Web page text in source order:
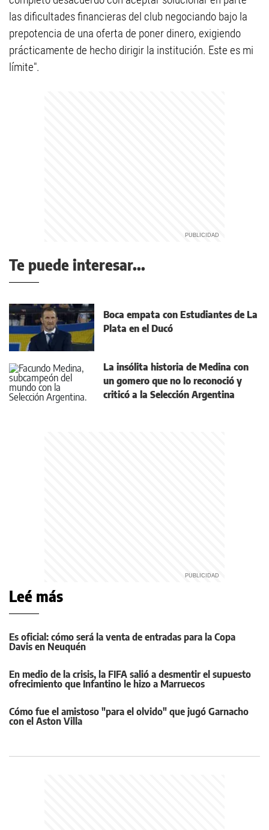
las dificultades financieras del club negociando bajo la
prepotencia de una oferta de poner dinero, exigiendo
prácticamente de hecho dirigir la institución. Este es mi
límite".
Te puede interesar...
Boca empata con Estudiantes de La
Plata en el Ducó
La insólita historia de Medina con
un gomero que no lo reconoció y
criticó a la Selección Argentina
Leé más
Es oficial: cómo será la venta de entradas para la Copa
Davis en Neuquén
En medio de la crisis, la FIFA salió a desmentir el supuesto
ofrecimiento que Infantino le hizo a Marruecos
Cómo fue el amistoso "para el olvido" que jugó Garnacho
con el Aston Villa